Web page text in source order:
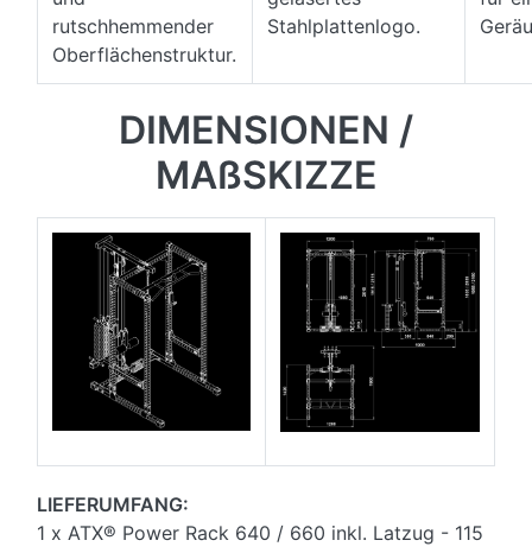
rutschhemmender
Oberflächenstruktur.
Stahlplattenlogo.
DIMENSIONEN /
MAßSKIZZE
LIEFERUMFANG:
1 x ATX® Power Rack 640 / 660 inkl. Latzug - 115